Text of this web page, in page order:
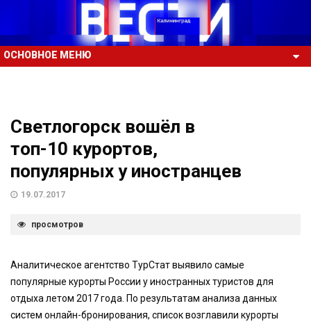
ОСНОВНОЕ МЕНЮ
Светлогорск вошёл в
топ-10 курортов,
популярных у иностранцев
19.07.2017
просмотров
Аналитическое агентство ТурСтат выявило самые
популярные курорты России у иностранных туристов для
отдыха летом 2017 года. По результатам анализа данных
систем онлайн-бронирования, список возглавили курорты